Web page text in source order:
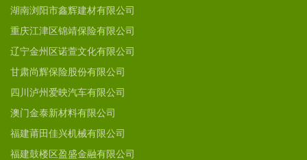
湖南浏阳市鑫辉建材有限公司
重庆江津区锦靖保险有限公司
辽宁金州区诺萱文化有限公司
甘肃尚辉保险股份有限公司
四川泸州爱映汽车有限公司
澳门金泰新材料有限公司
福建莆田佳兴机械有限公司
福建鼓楼区盈盛金融有限公司